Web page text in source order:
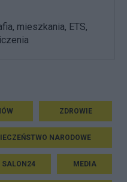
mieszkania, ETS,
ZDROWIE
NARODOWE
SALON24 MEDIA